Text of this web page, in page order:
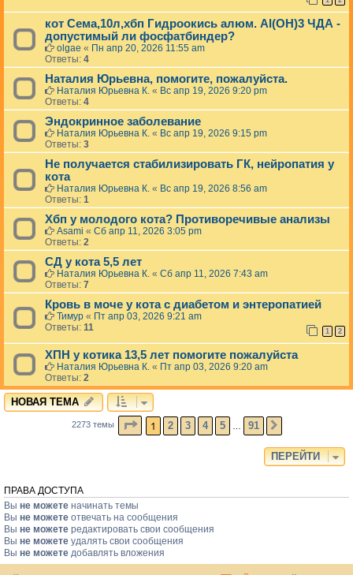
кот Сема,10л,хбп Гидроокись алюм. Al(OH)3 ЧДА -
допустимый ли фосфатбиндер?
olgae « Пн апр 20, 2026 11:55 am
Ответы: 4
Наталия Юрьевна, помогите, пожалуйста.
Наталия Юрьевна К. « Вс апр 19, 2026 9:20 pm
Ответы: 4
Эндокринное заболевание
Наталия Юрьевна К. « Вс апр 19, 2026 9:15 pm
Ответы: 3
Не получается стабилизировать ГК, нейропатия у
кота
Наталия Юрьевна К. « Вс апр 19, 2026 8:56 am
Ответы: 1
Хбп у молодого кота? Противоречивые анализы
Asami « Сб апр 11, 2026 3:05 pm
Ответы: 2
СД у кота 5,5 лет
Наталия Юрьевна К. « Сб апр 11, 2026 7:43 am
Ответы: 7
Кровь в моче у кота с диабетом и энтеропатией
Тимур « Пт апр 03, 2026 9:21 am
Ответы: 11 1 2
ХПН у котика 13,5 лет помогите пожалуйста
Наталия Юрьевна К. « Пт апр 03, 2026 9:20 am
Ответы: 2
НОВАЯ ТЕМА
2273 темы СТРАНИЦА ИЗ91
1 2 3 4 5 91
ПЕРЕЙТИ
ПРАВА ДОСТУПА
Вы не можете начинать темы
Вы не можете отвечать на сообщения
Вы не можете редактировать свои сообщения
Вы не можете удалять свои сообщения
Вы не можете добавлять вложения